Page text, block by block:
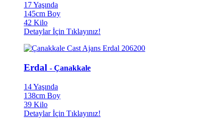
17 Yaşında
145cm Boy
42 Kilo
Detaylar İçin Tıklayınız!
Erdal - Çanakkale
14 Yaşında
138cm Boy
39 Kilo
Detaylar İçin Tıklayınız!